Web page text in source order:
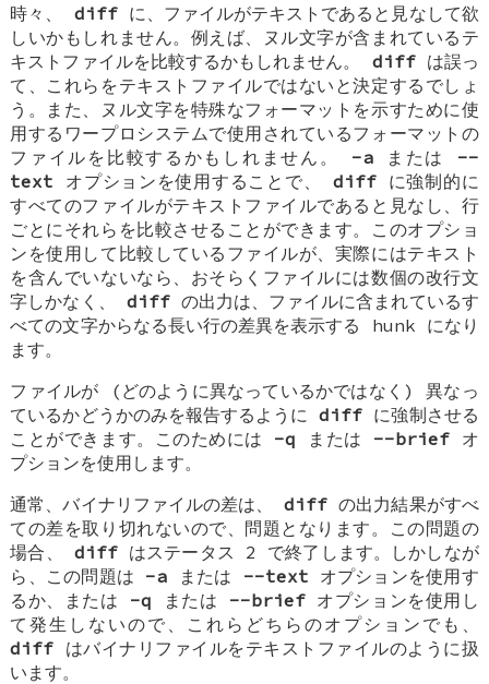
時々、 diffに、ファイルがテキストであると見なして欲
しいかもしれません。例えば、ヌル文字が含まれているテ
キストファイルを比較するかもしれません。 diffは誤っ
て、これらをテキストファイルではないと決定するでしょ
う。また、ヌル文字を特殊なフォーマットを示すために使
用するワープロシステムで使用されているフォーマットの
ファイルを比較するかもしれません。 -a または --
text オプションを使用することで、diff に強制的に
すべてのファイルがテキストファイルであると見なし、行
ごとにそれらを比較させることができます。このオプショ
ンを使用して比較しているファイルが、実際にはテキスト
を含んでいないなら、おそらくファイルには数個の改行文
字しかなく、 diffの出力は、ファイルに含まれているす
べての文字からなる長い行の差異を表示する hunk になり
ます。
ファイルが (どのように異なっているかではなく) 異なっ
ているかどうかのみを報告するようにdiff に強制させる
ことができます。このためには -q または --brief オ
プションを使用します。
通常、バイナリファイルの差は、diff の出力結果がすべ
ての差を取り切れないので、問題となります。この問題の
場合、 diffはステータス 2 で終了します。しかしなが
ら、この問題は -a または --text オプションを使用す
るか、または -q または --briefオプションを使用し
て発生しないので、これらどちらのオプションでも、
diff はバイナリファイルをテキストファイルのように扱
います。